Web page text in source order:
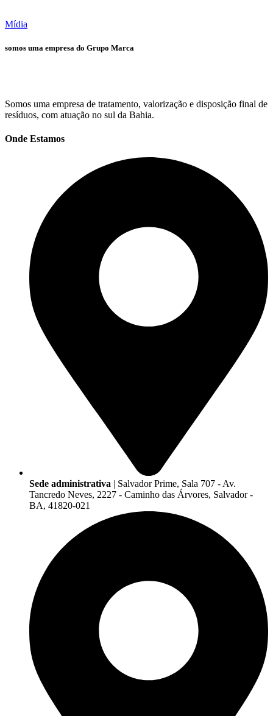
Mídia
somos uma empresa do Grupo Marca
Somos uma empresa de tratamento, valorização e disposição final de
resíduos, com atuação no sul da Bahia.
Onde Estamos
Sede administrativa | Salvador Prime, Sala 707 - Av.
Tancredo Neves, 2227 - Caminho das Árvores, Salvador -
BA, 41820-021